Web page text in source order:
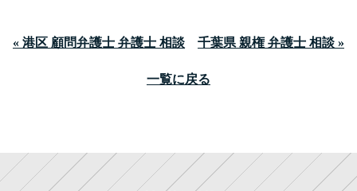
« 港区 顧問弁護士 弁護士 相談 千葉県 親権 弁護士 相談 »
一覧に戻る